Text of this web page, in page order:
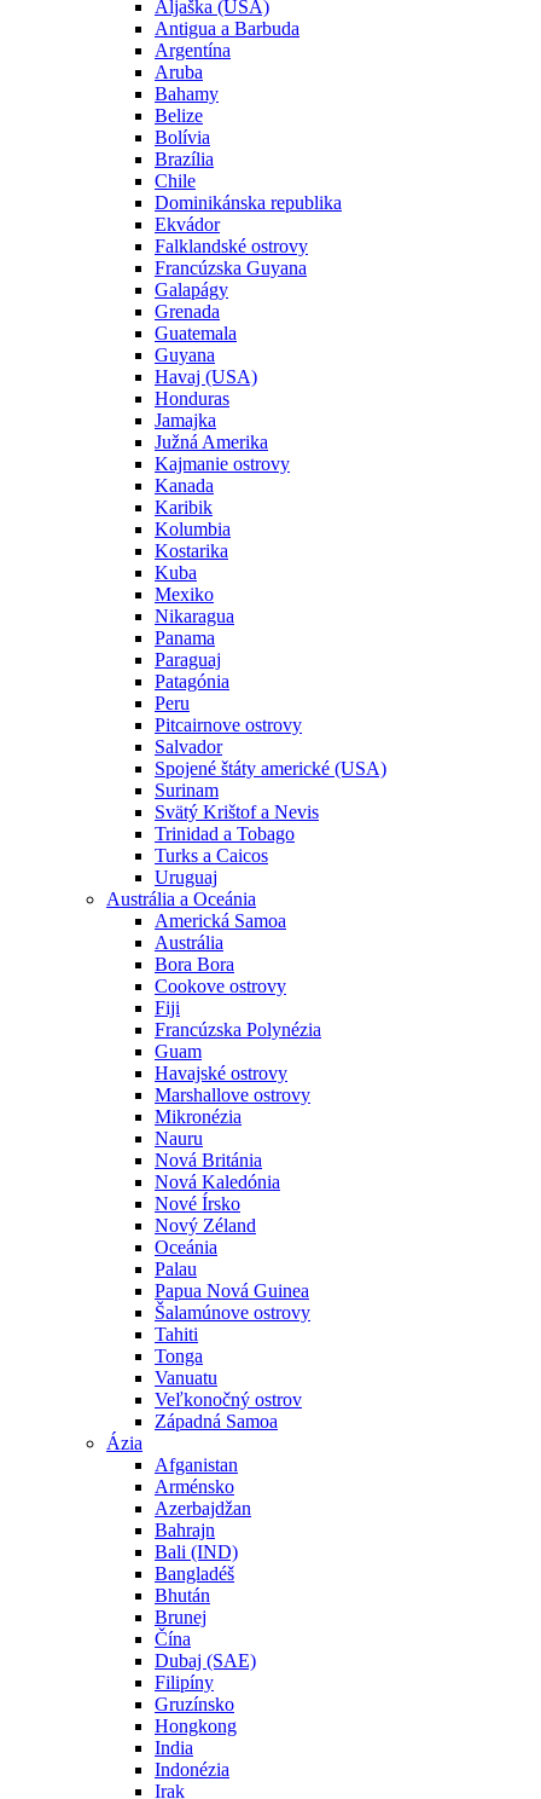
Aljaška (USA)
Antigua a Barbuda
Argentína
Aruba
Bahamy
Belize
Bolívia
Brazília
Chile
Dominikánska republika
Ekvádor
Falklandské ostrovy
Francúzska Guyana
Galapágy
Grenada
Guatemala
Guyana
Havaj (USA)
Honduras
Jamajka
Južná Amerika
Kajmanie ostrovy
Kanada
Karibik
Kolumbia
Kostarika
Kuba
Mexiko
Nikaragua
Panama
Paraguaj
Patagónia
Peru
Pitcairnove ostrovy
Salvador
Spojené štáty americké (USA)
Surinam
Svätý Krištof a Nevis
Trinidad a Tobago
Turks a Caicos
Uruguaj
Austrália a Oceánia
Americká Samoa
Austrália
Bora Bora
Cookove ostrovy
Fiji
Francúzska Polynézia
Guam
Havajské ostrovy
Marshallove ostrovy
Mikronézia
Nauru
Nová Británia
Nová Kaledónia
Nové Írsko
Nový Zéland
Oceánia
Palau
Papua Nová Guinea
Šalamúnove ostrovy
Tahiti
Tonga
Vanuatu
Veľkonočný ostrov
Západná Samoa
Ázia
Afganistan
Arménsko
Azerbajdžan
Bahrajn
Bali (IND)
Bangladéš
Bhután
Brunej
Čína
Dubaj (SAE)
Filipíny
Gruzínsko
Hongkong
India
Indonézia
Irak